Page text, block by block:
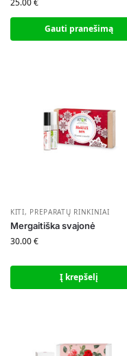
25.00€
Gauti pranešimą
KITI, PREPARATŲ RINKINIAI
Mergaitiška svajonė
30.00€
Į krepšelį